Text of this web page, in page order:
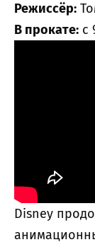
Режиссёр:
В прокате: с
Disney